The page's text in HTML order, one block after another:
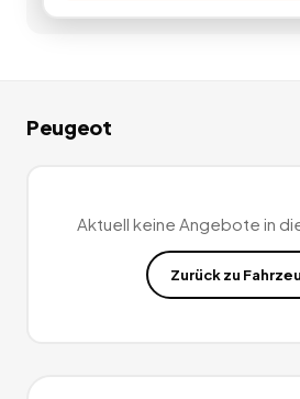
Peugeot
Aktuell keine Angebote in
Zurück zu